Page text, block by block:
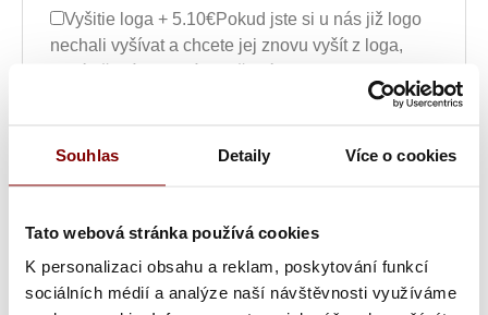
Souhlas Detaily Více o cookies
Tato webová stránka používá cookies
K personalizaci obsahu a reklam, poskytování funkcí
sociálních médií a analýze naší návštěvnosti využíváme
Vyšitie loga + 5.10€Pokud jste si u nás již logo
nechali vyšívat a chcete jej znovu vyšít z loga,
Maximálně dvouřádkové
Grafická úprava a vyšitie (logo + text) +
uložené a toto políčko pre vás neplatí. Maximálne
dvojriadkové vyšitie mená, prezývky alebo
pracovnej pozície.